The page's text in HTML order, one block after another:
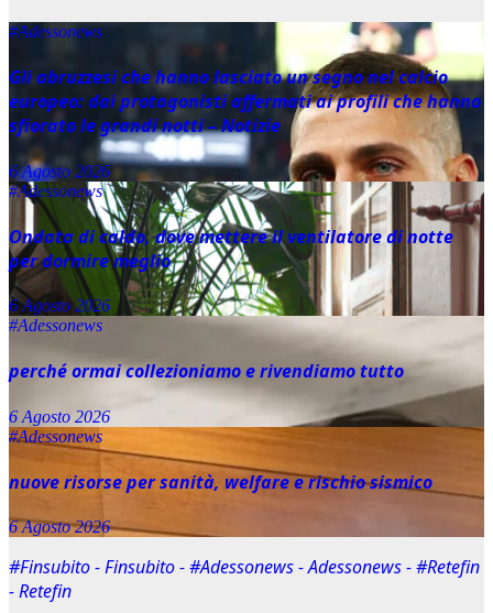
#Adessonews
Gli abruzzesi che hanno lasciato un segno nel calcio
europeo: dai protagonisti affermati ai profili che hanno
sfiorato le grandi notti – Notizie
6 Agosto 2026
#Adessonews
Ondata di caldo, dove mettere il ventilatore di notte
per dormire meglio
6 Agosto 2026
#Adessonews
perché ormai collezioniamo e rivendiamo tutto
6 Agosto 2026
#Adessonews
nuove risorse per sanità, welfare e rischio sismico
6 Agosto 2026
#Finsubito - Finsubito - #Adessonews - Adessonews - #Retefin
- Retefin